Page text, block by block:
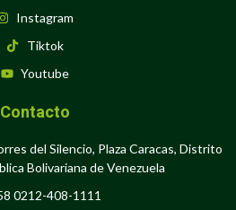
Instagram
Tiktok
Youtube
Contacto
del Silencio, Plaza Caracas, Distrito
Bolivariana de Venezuela
0212-408-1111